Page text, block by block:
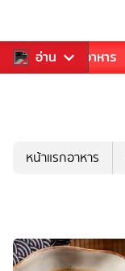
อ่าน
การเพลง อาหาร
หน้าแรกอาหาร